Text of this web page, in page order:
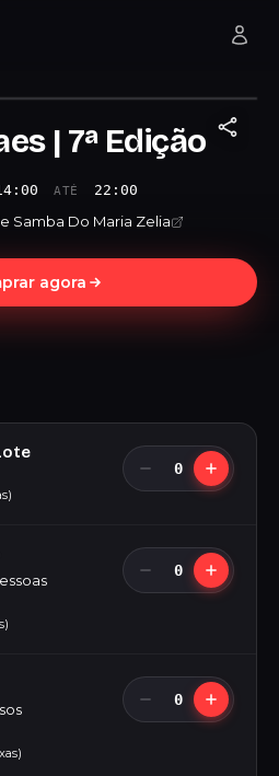
| 7ª Edição
ATÉ 22:00
Samba Do Maria Zelia
agora
0
0
0